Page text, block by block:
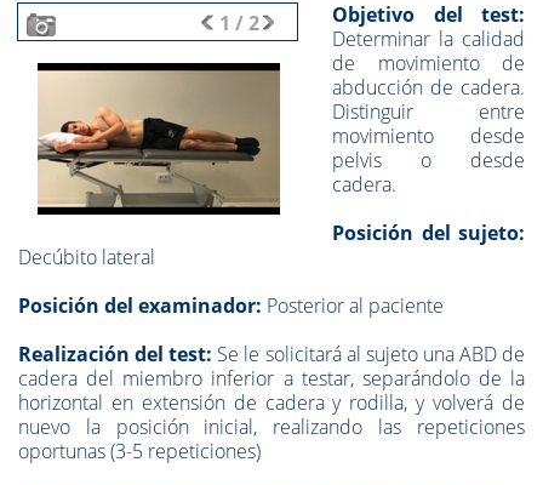
1 / 2
Objetivo del test:
Determinar la calidad
de movimiento de
abducción de cadera.
Distinguir entre
movimiento desde
pelvis o desde
cadera.
Posición del sujeto:
Decúbito lateral
Posición del examinador: Posterior al paciente
Realización del test: Se le solicitará al sujeto una ABD de
cadera del miembro inferior a testar, separándolo de la
horizontal en extensión de cadera y rodilla, y volverá de
nuevo la posición inicial, realizando las repeticiones
oportunas (3-5 repeticiones)